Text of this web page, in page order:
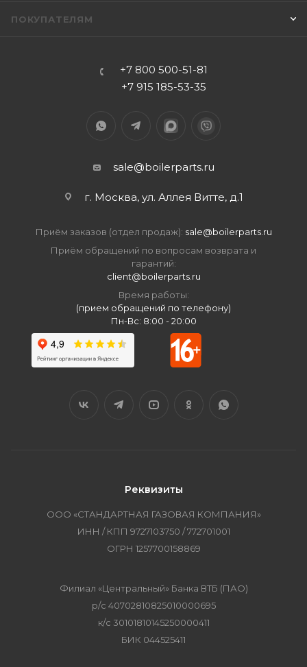
ПОКУПАТЕЛЯМ
+7 800 500-51-81
+7 915 185-53-35
sale@boilerparts.ru
г. Москва, ул. Аллея Витте, д.1
Приём заказов (отдел продаж): sale@boilerparts.ru
Приём обращений по вопросам возврата и
гарантий:
client@boilerparts.ru
Время работы:
(прием обращений по телефону)
Пн-Вс: 8:00 - 20:00
Реквизиты
ООО «СТАНДАРТНАЯ ГАЗОВАЯ КОМПАНИЯ»
ИНН / КПП 9727103750 / 772701001
ОГРН 1257700158869
Филиал «Центральный» Банка ВТБ (ПАО)
р/с 40702810825010000695
к/с 30101810145250000411
БИК 044525411